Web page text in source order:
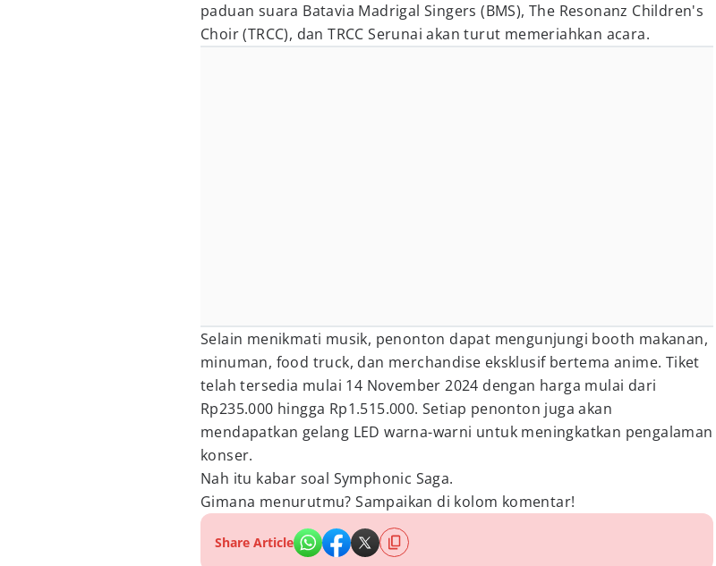
paduan suara Batavia Madrigal Singers (BMS), The Resonanz Children's
Choir (TRCC), dan TRCC Serunai akan turut memeriahkan acara.
Selain menikmati musik, penonton dapat mengunjungi booth makanan,
minuman, food truck, dan merchandise eksklusif bertema anime. Tiket
telah tersedia mulai 14 November 2024 dengan harga mulai dari
Rp235.000 hingga Rp1.515.000. Setiap penonton juga akan
mendapatkan gelang LED warna-warni untuk meningkatkan pengalaman
konser.
Nah itu kabar soal Symphonic Saga.
Gimana menurutmu? Sampaikan di kolom komentar!
Share Article